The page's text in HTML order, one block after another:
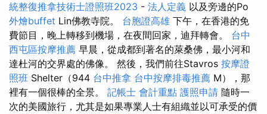
統整復推拿技術士證照班2023 - 法人定義 以及旁邊的Po
外燴buffet Lin佛教寺院。 台胞證高雄 下午，在香港的免
費節目，晚上轉移到機場，在夜間回家，迪拜轉會。 台中
西屯區按摩推薦 早晨，從成都到著名的萊桑佛，最小河和
達杜河的交界處的佛像。 然後，我們前往Stavros 按摩證
照班 Shelter（944 台中推拿 台中按摩排毒推薦 M），那
裡有一個很棒的全景。 記帳士 會計重點 護照申請 隨時一
次的美國旅行，尤其是如果專業人士有組織並以可承受的價